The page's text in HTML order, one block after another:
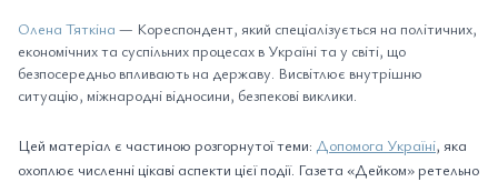
Олена Тяткіна — Кореспондент, який спеціалізується на політичних,
економічних та суспільних процесах в Україні та у світі, що
безпосередньо впливають на державу. Висвітлює внутрішню
ситуацію, міжнародні відносини, безпекові виклики.
Цей матеріал є частиною розгорнутої теми: Допомога Україні, яка
охоплює численні цікаві аспекти цієї події. Газета «Дейком» ретельно